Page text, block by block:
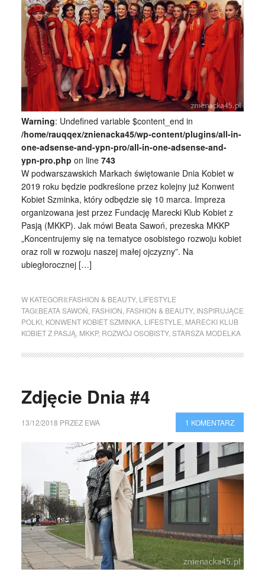
Warning: Undefined variable $content_end in
/home/rauqqex/znienacka45/wp-content/plugins/all-in-
one-adsense-and-ypn-pro/all-in-one-adsense-and-
ypn-pro.php on line 743
W podwarszawskich Markach świętowanie Dnia Kobiet w
2019 roku będzie podkreślone przez kolejny już Konwent
Kobiet Szminka, który odbędzie się 10 marca. Impreza
organizowana jest przez Fundację Marecki Klub Kobiet z
Pasją (MKKP). Jak mówi Beata Sawoń, prezeska MKKP
„Koncentrujemy się na tematyce osobistego rozwoju kobiet
oraz roli w rozwoju naszej małej ojczyzny”. Na
ubiegłorocznej […]
W KATEGORII:FASHION & BEAUTY, LIFESTYLE
TAGI:BEATA SAWOŃ FASHION FASHION & BEAUTY, INSPIRUJĄCE
POLKI, KONWENT KOBIET SZMINKA, LIFESTYLE MARECKI KLUB
KOBIET Z PASJĄ, MKKP, ROZWÓJ OSOBISTY, STARSZA MODELKA
Zdjęcie Dnia #4
13/12/2018 PRZEZ EWA 1 KOMENTARZ